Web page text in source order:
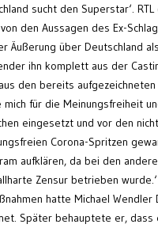
sucht den Superstar‘.
den Aussagen des Ex-
Äußerung über Deutschland
ihn komplett aus der
den bereits aufgezeichneten
mich für die Meinungsfreiheit
eingesetzt und vor den nicht
Corona-Spritzen
aufklären, da bei den
Zensur betrieben
hatte Michael Wendler
Später behauptete er, dass